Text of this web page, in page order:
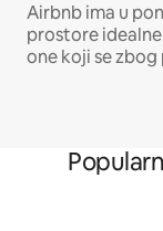
Airbnb ima u
prostore
one koji se zbog